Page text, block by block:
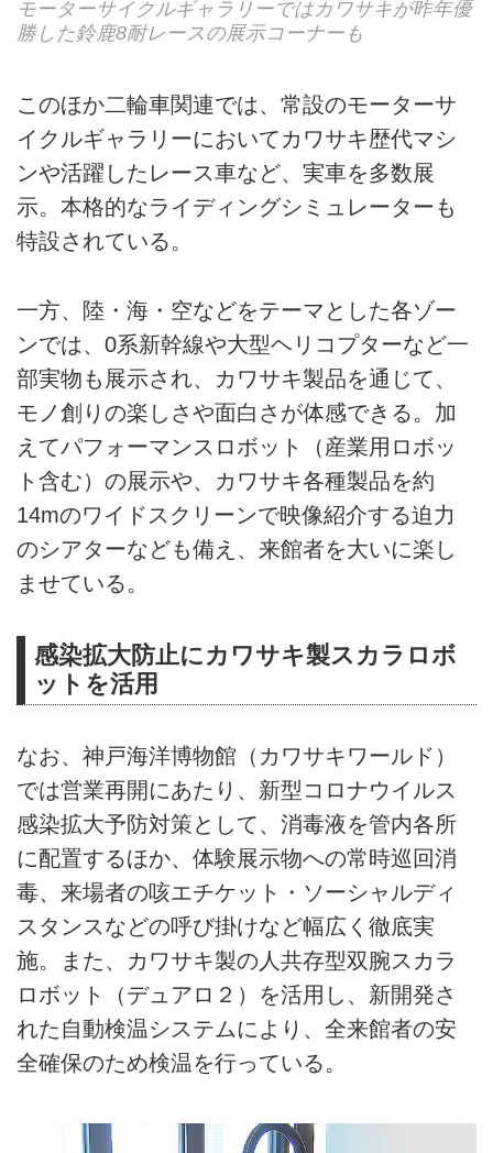
モーターサイクルギャラリーではカワサキが昨年優
勝した鈴鹿8耐レースの展示コーナーも
このほか二輪車関連では、常設のモーターサ
イクルギャラリーにおいてカワサキ歴代マシ
ンや活躍したレース車など、実車を多数展
示。本格的なライディングシミュレーターも
特設されている。
一方、陸・海・空などをテーマとした各ゾー
ンでは、0系新幹線や大型ヘリコプターなど一
部実物も展示され、カワサキ製品を通じて、
モノ創りの楽しさや面白さが体感できる。加
えてパフォーマンスロボット（産業用ロボッ
ト含む）の展示や、カワサキ各種製品を約
14mのワイドスクリーンで映像紹介する迫力
のシアターなども備え、来館者を大いに楽し
ませている。
感染拡大防止にカワサキ製スカラロボ
ットを活用
なお、神戸海洋博物館（カワサキワールド）
では営業再開にあたり、新型コロナウイルス
感染拡大予防対策として、消毒液を管内各所
に配置するほか、体験展示物への常時巡回消
毒、来場者の咳エチケット・ソーシャルディ
スタンスなどの呼び掛けなど幅広く徹底実
施。また、カワサキ製の人共存型双腕スカラ
ロボット（デュアロ２）を活用し、新開発さ
れた自動検温システムにより、全来館者の安
全確保のため検温を行っている。